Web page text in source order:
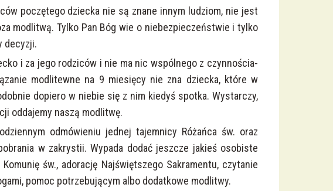
poczętego dziecka nie są znane innym ludziom, nie jest
modlitwą. Tylko Pan Bóg wie o nie­bez­pie­czeń­stwie i tylko
decyzji.
i za jego rodziców i nie ma nic wspólnego z czyn­no­ścia­
modlitewne na 9 miesięcy nie zna dziecka, które w
dopiero w niebie się z nim kiedyś spotka. Wystarczy,
oddajemy naszą modlitwę.
odmówieniu jednej tajemnicy Różańca św. oraz
w zakrystii. Wypada dodać jeszcze jakieś osobiste
św., adorację Najświętszego Sakramentu, czytanie
pomoc potrzebującym albo dodatkowe modlitwy.